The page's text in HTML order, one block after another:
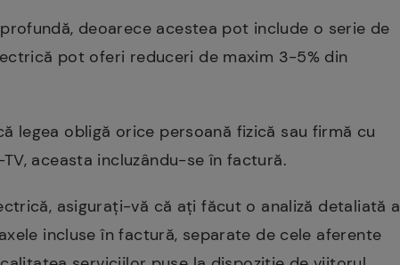
deoarece acestea pot include o serie de
pot oferi reduceri de maxim 3-5% din
legea obligă orice persoană fizică sau firmă cu
aceasta incluzându-se în factură.
asigurați-vă că ați făcut o analiză detaliată a
incluse în factură, separate de cele aferente